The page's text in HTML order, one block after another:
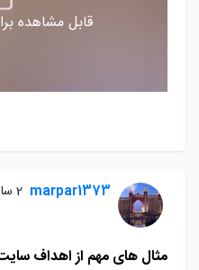
قابل مشاهده
marpar1373 2 سال پیش
مثال های مهم از اهداف